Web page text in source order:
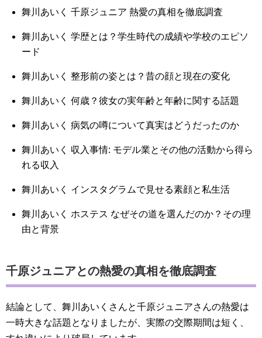
舞川あいく 千原ジュニア 熱愛の真相を徹底調査
舞川あいく 学歴とは？学生時代の成績や学校のエピソ
ード
舞川あいく 整形前の姿とは？昔の顔と現在の変化
舞川あいく 何歳？彼女の実年齢と年齢に関する話題
舞川あいく 病気の噂について真実はどうだったのか
舞川あいく 収入事情: モデル業とその他の活動から得ら
れる収入
舞川あいく インスタグラムで見せる素顔と私生活
舞川あいく ホステス なぜその道を選んだのか？その理
由と背景
千原ジュニアとの熱愛の真相を徹底調査
結論として、舞川あいくさんと千原ジュニアさんの熱愛は
一時大きな話題となりましたが、実際の交際期間は短く、